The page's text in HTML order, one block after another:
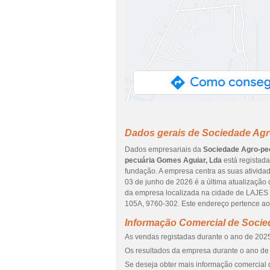
Dados gerais de Sociedade
Dados empresariais da Sociedade Agro-
pecuária Gomes Aguiar, Lda está
fundação. A empresa centra as suas
03 de junho de 2026 é a última atualização
da empresa localizada na cidade de
105A, 9760-302. Este endereço pertence
Informação Comercial de
As vendas registadas durante o ano de
Os resultados da empresa durante o ano
Se deseja obter mais informação comercial